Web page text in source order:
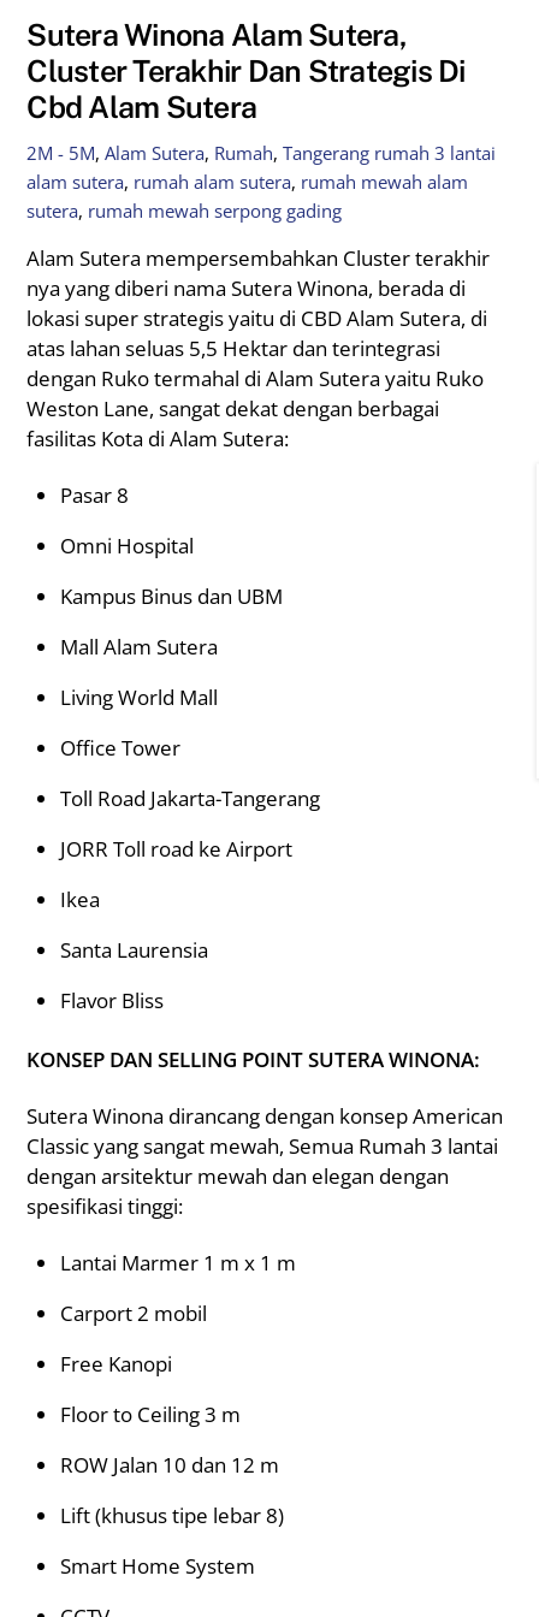
Sutera Winona Alam Sutera,
Cluster Terakhir Dan Strategis Di
Cbd Alam Sutera
2M - 5M,Alam Sutera, Rumah,Tangerang rumah 3 lantai
alam sutera, rumah alam sutera, rumah mewah alam
sutera, rumah mewah serpong gading
Alam Sutera mempersembahkan Cluster terakhir
nya yang diberi nama Sutera Winona, berada di
lokasi super strategis yaitu di CBD Alam Sutera, di
atas lahan seluas 5,5 Hektar dan terintegrasi
dengan Ruko termahal di Alam Sutera yaitu Ruko
Weston Lane, sangat dekat dengan berbagai
fasilitas Kota di Alam Sutera:
Pasar 8
Omni Hospital
Kampus Binus dan UBM
Mall Alam Sutera
Living World Mall
Office Tower
Toll Road Jakarta-Tangerang
JORR Toll road ke Airport
Ikea
Santa Laurensia
Flavor Bliss
KONSEP DAN SELLING POINT SUTERA WINONA:
Sutera Winona dirancang dengan konsep American
Classic yang sangat mewah, Semua Rumah 3 lantai
dengan arsitektur mewah dan elegan dengan
spesifikasi tinggi:
Lantai Marmer 1 m x 1 m
Carport 2 mobil
Free Kanopi
Floor to Ceiling 3 m
ROW Jalan 10 dan 12 m
Lift (khusus tipe lebar 8)
Smart Home System